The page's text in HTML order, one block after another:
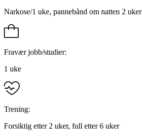
Narkose/1 uke, pannebånd om natten 2 uker
Fravær jobb/studier:
1 uke
Trening:
Forsiktig etter 2 uker, full etter 6 uker